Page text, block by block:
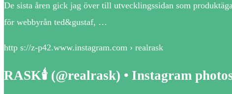
De sista åren gick jag över till utvecklingssidan som
för webbyrån ted&gustaf, …
http s://z-p42.www.instagram.com › realrask
RASK🕯️ (@realrask) • Instagram